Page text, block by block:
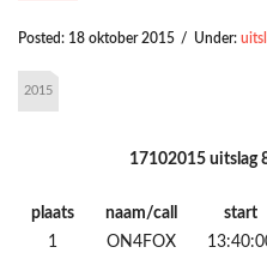
Posted: 18 oktober 2015 / Under:
2015
17102015 uitslag
plaats naam/call start
1
ON4FOX